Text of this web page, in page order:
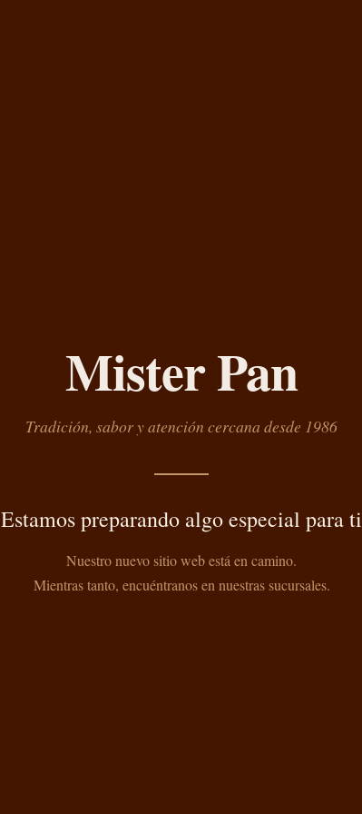
Mister Pan
Tradición, sabor y atención cercana desde 1986
Estamos preparando algo especial para ti
Nuestro nuevo sitio web está en camino.
Mientras tanto, encuéntranos en nuestras sucursales.